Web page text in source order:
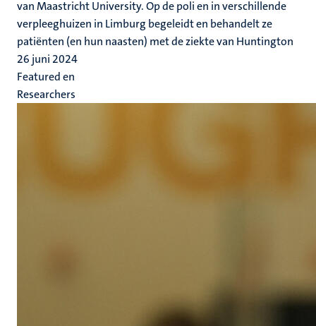
van Maastricht University. Op de poli en in verschillende
verpleeghuizen in Limburg begeleidt en behandelt ze
patiënten (en hun naasten) met de ziekte van Huntington
26 juni 2024
Featured en
Researchers